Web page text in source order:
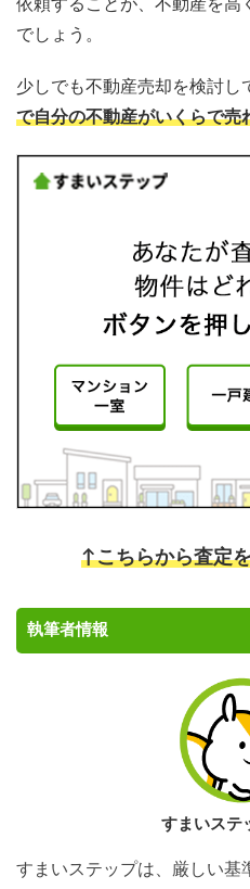
依頼することが、不動産を高
でしょう。
少しでも不動産売却を検討し
で自分の不動産がいくらで売
↑こちらから査定
執筆者情報
すまいステ
すまいステップは、厳しい基